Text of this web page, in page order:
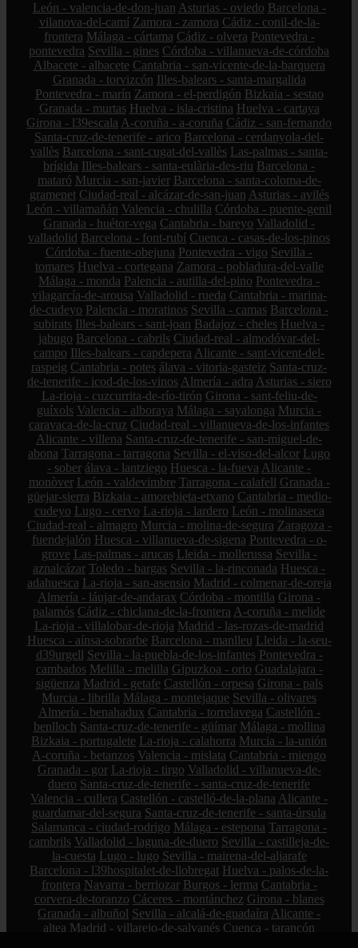
León - valencia-de-don-juan Asturias - oviedo Barcelona -
vilanova-del-camí Zamora - zamora Cádiz - conil-de-la-
frontera Málaga - cártama Cádiz - olvera Pontevedra -
pontevedra Sevilla - gines Córdoba - villanueva-de-córdoba
Albacete - albacete Cantabria - san-vicente-de-la-barquera
Granada - torvizcón Illes-balears - santa-margalida
Pontevedra - marín Zamora - el-perdigón Bizkaia - sestao
Granada - murtas Huelva - isla-cristina Huelva - cartaya
Girona - l39escala A-coruña - a-coruña Cádiz - san-fernando
Santa-cruz-de-tenerife - arico Barcelona - cerdanyola-del-
vallès Barcelona - sant-cugat-del-vallès Las-palmas - santa-
brígida Illes-balears - santa-eulària-des-riu Barcelona -
mataró Murcia - san-javier Barcelona - santa-coloma-de-
gramenet Ciudad-real - alcázar-de-san-juan Asturias - avilés
León - villamañán Valencia - chulilla Córdoba - puente-genil
Granada - huétor-vega Cantabria - bareyo Valladolid -
valladolid Barcelona - font-rubí Cuenca - casas-de-los-pinos
Córdoba - fuente-obejuna Pontevedra - vigo Sevilla -
tomares Huelva - cortegana Zamora - pobladura-del-valle
Málaga - monda Palencia - autilla-del-pino Pontevedra -
vilagarcía-de-arousa Valladolid - rueda Cantabria - marina-
de-cudeyo Palencia - moratinos Sevilla - camas Barcelona -
subirats Illes-balears - sant-joan Badajoz - cheles Huelva -
jabugo Barcelona - cabrils Ciudad-real - almodóvar-del-
campo Illes-balears - capdepera Alicante - sant-vicent-del-
raspeig Cantabria - potes álava - vitoria-gasteiz Santa-cruz-
de-tenerife - icod-de-los-vinos Almería - adra Asturias - siero
La-rioja - cuzcurrita-de-río-tirón Girona - sant-feliu-de-
guíxols Valencia - alboraya Málaga - sayalonga Murcia -
caravaca-de-la-cruz Ciudad-real - villanueva-de-los-infantes
Alicante - villena Santa-cruz-de-tenerife - san-miguel-de-
abona Tarragona - tarragona Sevilla - el-viso-del-alcor Lugo
- sober álava - lantziego Huesca - la-fueva Alicante -
monòver León - valdevimbre Tarragona - calafell Granada -
güejar-sierra Bizkaia - amorebieta-etxano Cantabria - medio-
cudeyo Lugo - cervo La-rioja - lardero León - molinaseca
Ciudad-real - almagro Murcia - molina-de-segura Zaragoza -
fuendejalón Huesca - villanueva-de-sigena Pontevedra - o-
grove Las-palmas - arucas Lleida - mollerussa Sevilla -
aznalcázar Toledo - bargas Sevilla - la-rinconada Huesca -
adahuesca La-rioja - san-asensio Madrid - colmenar-de-oreja
Almería - láujar-de-andarax Córdoba - montilla Girona -
palamós Cádiz - chiclana-de-la-frontera A-coruña - melide
La-rioja - villalobar-de-rioja Madrid - las-rozas-de-madrid
Huesca - aínsa-sobrarbe Barcelona - manlleu Lleida - la-seu-
d39urgell Sevilla - la-puebla-de-los-infantes Pontevedra -
cambados Melilla - melilla Gipuzkoa - orio Guadalajara -
sigüenza Madrid - getafe Castellón - orpesa Girona - pals
Murcia - librilla Málaga - montejaque Sevilla - olivares
Almería - benahadux Cantabria - torrelavega Castellón -
benlloch Santa-cruz-de-tenerife - güímar Málaga - mollina
Bizkaia - portugalete La-rioja - calahorra Murcia - la-unión
A-coruña - betanzos Valencia - mislata Cantabria - miengo
Granada - gor La-rioja - tirgo Valladolid - villanueva-de-
duero Santa-cruz-de-tenerife - santa-cruz-de-tenerife
Valencia - cullera Castellón - castelló-de-la-plana Alicante -
guardamar-del-segura Santa-cruz-de-tenerife - santa-úrsula
Salamanca - ciudad-rodrigo Málaga - estepona Tarragona -
cambrils Valladolid - laguna-de-duero Sevilla - castilleja-de-
la-cuesta Lugo - lugo Sevilla - mairena-del-aljarafe
Barcelona - l39hospitalet-de-llobregat Huelva - palos-de-la-
frontera Navarra - berriozar Burgos - lerma Cantabria -
corvera-de-toranzo Cáceres - montánchez Girona - blanes
Granada - albuñol Sevilla - alcalá-de-guadaíra Alicante -
altea Madrid - villarejo-de-salvanés Cuenca - tarancón